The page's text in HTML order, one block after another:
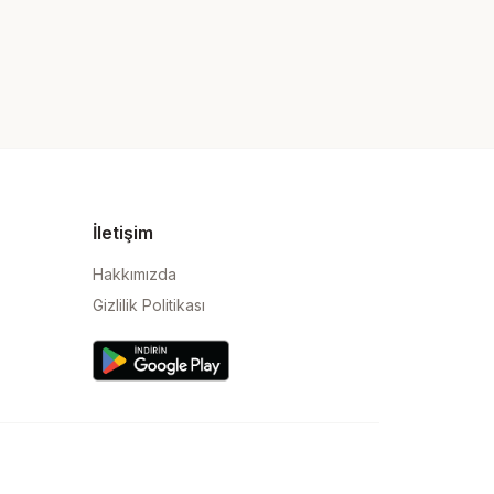
İletişim
Hakkımızda
Gizlilik Politikası